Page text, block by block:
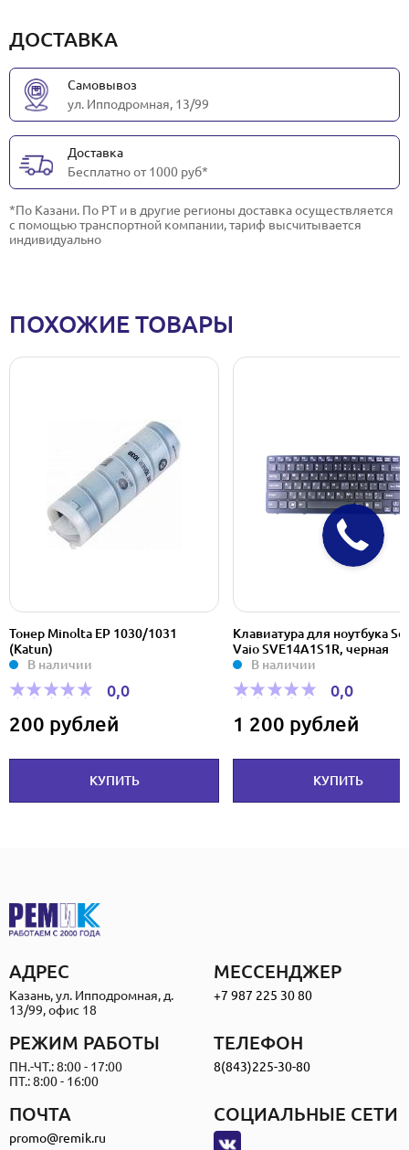
ДОСТАВКА
Самовывоз
ул. Ипподромная, 13/99
Доставка
Бесплатно от 1000 руб*
*По Казани. По РТ и в другие регионы доставка осуществляется
с помощью транспортной компании, тариф высчитывается
индивидуально
ПОХОЖИЕ ТОВАРЫ
Клавиатура для ноутбука Sony
Vaio SVE14A1S1R, черная
В наличии
1 200 рублей
КУПИТЬ
Тонер Konica Minolta
C6000/C7000 (TN-
желтый (41.8K)
В наличии
КУПИТЬ
АДРЕС
Казань, ул. Ипподромная, д.
13/99, офис 18
МЕССЕНДЖЕР
+7 987 225 30 80
ПОЧТА
promo@remik.ru
РЕЖИМ РАБОТЫ
ПН.-ЧТ.: 8:00 - 17:00
ПТ.: 8:00 - 16:00
ТЕЛЕФОН
8(843)225-30-80
СОЦИАЛЬНЫЕ СЕТИ